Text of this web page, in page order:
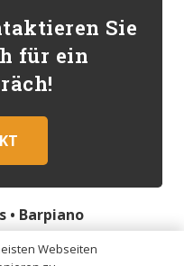
Sie
für ein
• Barpiano
Webseiten